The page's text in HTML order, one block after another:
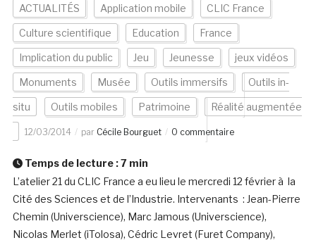
ACTUALITÉS Application mobile CLIC France
Culture scientifique Education France
Implication du public Jeu Jeunesse jeux vidéos
Monuments Musée Outils immersifs Outils in-
situ Outils mobiles Patrimoine Réalité augmentée
12/03/2014 par Cécile Bourguet 0 commentaire
Temps de lecture :7 min
L’atelier 21 du CLIC France a eu lieu le mercredi 12 février à la
Cité des Sciences et de l’Industrie. Intervenants : Jean-Pierre
Chemin (Universcience), Marc Jamous (Universcience),
Nicolas Merlet (iTolosa), Cédric Levret (Furet Company),